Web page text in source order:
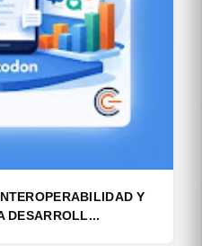
Y
DESARROLL...